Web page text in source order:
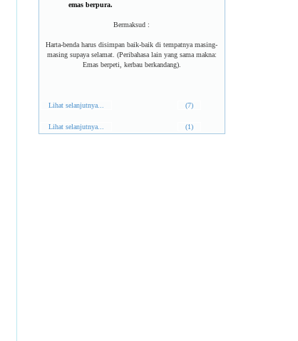
emas berpura.
Bermaksud :
Harta-benda harus disimpan baik-baik di tempatnya masing-
masing supaya selamat. (Peribahasa lain yang sama makna:
Emas berpeti, kerbau berkandang).
Lihat selanjutnya... (7)
Lihat selanjutnya... (1)